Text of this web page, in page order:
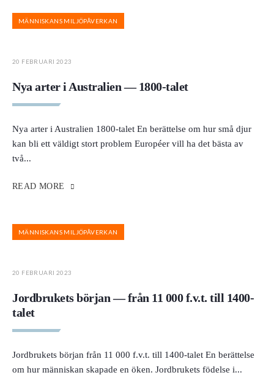
MÄNNISKANS MILJÖPÅVERKAN
20 FEBRUARI 2023
Nya arter i Australien — 1800-talet
Nya arter i Australien 1800-talet En berättelse om hur små djur
kan bli ett väldigt stort problem Européer vill ha det bästa av
två...
READ MORE
MÄNNISKANS MILJÖPÅVERKAN
20 FEBRUARI 2023
Jordbrukets början — från 11 000 f.v.t. till 1400-
talet
Jordbrukets början från 11 000 f.v.t. till 1400-talet En berättelse
om hur människan skapade en öken. Jordbrukets födelse i...